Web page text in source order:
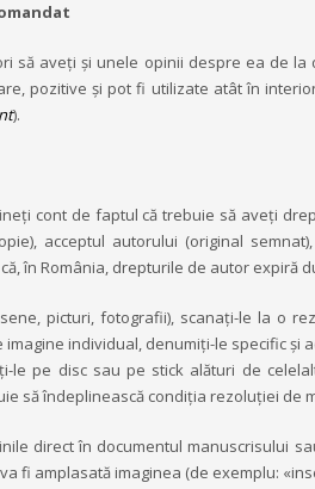
să aveți și unele opinii despre ea de
pozitive și pot fi utilizate atât în
).
cont de faptul că trebuie să aveți
acceptul autorului (original
în România, drepturile de autor expiră
picturi, fotografii), scanați-le la o
imagine individual, denumiți-le specific
le pe disc sau pe stick alături de
să îndeplinească condiția rezoluției de
direct în documentul
fi amplasată imaginea (de exemplu: